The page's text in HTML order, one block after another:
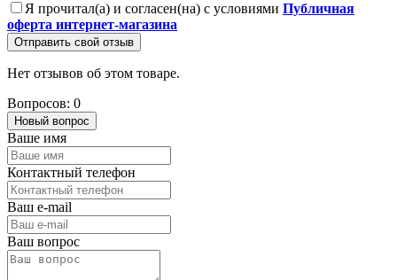
Я прочитал(а) и согласен(на) с условиями Публичная
оферта интернет-магазина
Отправить свой отзыв
Нет отзывов об этом товаре.
Вопросов: 0
Новый вопрос
Ваше имя
Контактный телефон
Ваш e-mail
Ваш вопрос